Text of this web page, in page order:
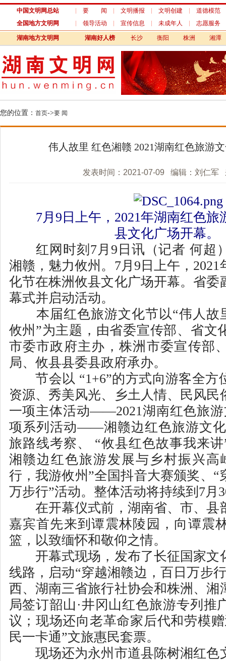
中国文明网总站 要 闻 文明播报 文明创建
道德模范
全国地方文明网
领导活动 宣传信息 未成年人 志愿服务
湖南地方文明网 湖南好人榜 长沙 衡阳 株洲 湘潭
您的位置： 首页->要 闻
伟人故里 红色湘赣 2021湖南红色旅游
发表时间：2021-07-09 编辑：刘仁军
7月9日上午，2021年湖南红色旅
县文化广场开幕。
红网时刻7月9日讯（记者 何超
湘赣，魅力攸州。7月9日上午，
化节在株洲攸县文化广场开幕。省委
幕式并启动活动。
本届红色旅游文化节以“伟人故
攸州”为主题，由省委宣传部、省文
市委市政府主办，株洲市委宣传部
局、攸县县委县政府承办。
节会以 “1+6”的方式向游客全方
资源、秀美风光、乡土人情、民风民
一项主体活动——2021湖南红色旅
项系列活动——湘赣边红色旅游文
旅路线考察、 “攸县红色故事我来
湘赣边红色旅游发展与乡村振兴高
行，我游攸州”全国抖音大赛颁奖、“
万步行”活动。整体活动将持续到7月
在开幕仪式前，湖南省、市、县
嘉宾首先来到谭震林陵园，向谭震
篮，以致缅怀和敬仰之情。
开幕式现场，发布了长征国家文
线路，启动“穿越湘赣边，百日万步
西、湖南三省旅行社协会和株洲、湘
局签订韶山·井冈山红色旅游专列推
议；现场还向老革命家后代和劳模
民一卡通”文旅惠民套票。
现场还为永州市道县陈树湘红色